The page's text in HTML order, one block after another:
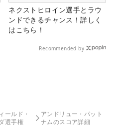
ネクストヒロイン選手とラウ
ンドできるチャンス！詳しく
はこちら！
Recommended by
ールド・
選手権
アンドリュー・パット
ナムのスコア詳細